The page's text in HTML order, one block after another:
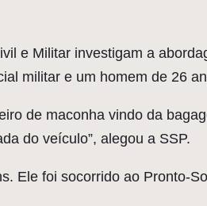
e Militar investigam a
militar e um homem de 26
de maconha vindo da
do veículo”, alegou a SSP.
Ele foi socorrido ao Pronto-